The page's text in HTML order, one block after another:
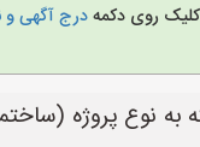
روی دکمهدرج آگهی و
به نوع پروژه